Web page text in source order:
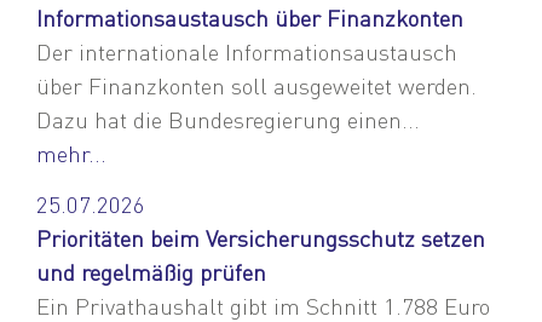
Informationsaustausch über Finanzkonten
Der internationale Informationsaustausch
über Finanzkonten soll ausgeweitet werden.
Dazu hat die Bundesregierung einen...
mehr...
25.07.2026
Prioritäten beim Versicherungsschutz setzen
und regelmäßig prüfen
Ein Privathaushalt gibt im Schnitt 1.788 Euro